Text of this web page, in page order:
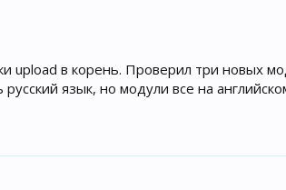
upload в корень. Проверил три новых
язык, но модули все на